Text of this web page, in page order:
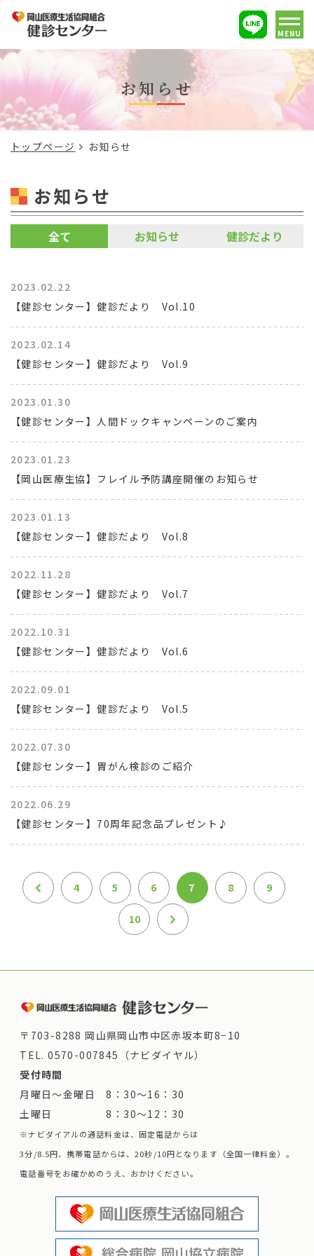
MENU
お知らせ
トップページ お知らせ
お知らせ
全て お知らせ 健診だより
2023.02.22
【健診センター】健診だより Vol.10
2023.02.14
【健診センター】健診だより Vol.9
2023.01.30
【健診センター】人間ドックキャンペーンのご案内
2023.01.23
【岡山医療生協】フレイル予防講座開催のお知らせ
2023.01.13
【健診センター】健診だより Vol.8
2022.11.28
【健診センター】健診だより Vol.7
2022.10.31
【健診センター】健診だより Vol.6
2022.09.01
【健診センター】健診だより Vol.5
2022.07.30
【健診センター】胃がん検診のご紹介
2022.06.29
【健診センター】70周年記念品プレゼント♪
4 5 6 7 8 9
10
〒703-8288 岡山県岡山市中区赤坂本町8−10
TEL.0570-007845（ナビダイヤル）
受付時間
月曜日～金曜日 8：30～16：30
土曜日 8：30～12：30
※ナビダイアルの通話料金は、固定電話からは
3分/8.5円、携帯電話からは、20秒/10円となります（全国一律料金）。
電話番号をお確かめのうえ、おかけください。